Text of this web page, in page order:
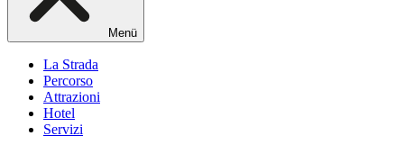
Menü
La Strada
Percorso
Attrazioni
Hotel
Servizi